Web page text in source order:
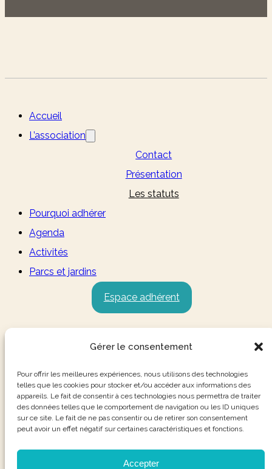
Gérer le consentement
Pour offrir les meilleures expériences, nous utilisons des technologies
telles que les cookies pour stocker et/ou accéder aux informations des
appareils. Le fait de consentir à ces technologies nous permettra de traiter
des données telles que le comportement de navigation ou les ID uniques
sur ce site. Le fait de ne pas consentir ou de retirer son consentement
peut avoir un effet négatif sur certaines caractéristiques et fonctions.
Accepter
Accueil
L’association
Contact
Présentation
Les statuts
Pourquoi adhérer
Agenda
Activités
Parcs et jardins
Espace adhérent